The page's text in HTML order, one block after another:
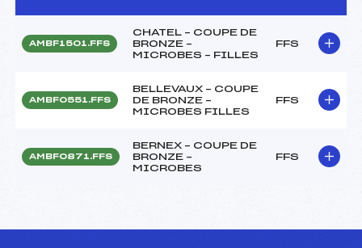
AMBF1501.FFS
CHATEL – COUPE DE
BRONZE –
MICROBES – FILLES
FFS
AMBF0551.FFS
BELLEVAUX – COUPE
DE BRONZE –
MICROBES FILLES
FFS
AMBF0871.FFS
BERNEX – COUPE DE
BRONZE –
MICROBES
FFS